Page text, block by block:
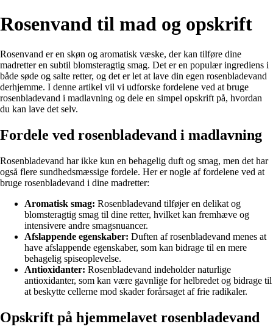
Rosenvand til mad og opskrift
Rosenvand er en skøn og aromatisk væske, der kan tilføre dine
madretter en subtil blomsteragtig smag. Det er en populær ingrediens i
både søde og salte retter, og det er let at lave din egen rosenbladevand
derhjemme. I denne artikel vil vi udforske fordelene ved at bruge
rosenbladevand i madlavning og dele en simpel opskrift på, hvordan
du kan lave det selv.
Fordele ved rosenbladevand i madlavning
Rosenbladevand har ikke kun en behagelig duft og smag, men det har
også flere sundhedsmæssige fordele. Her er nogle af fordelene ved at
bruge rosenbladevand i dine madretter:
Aromatisk smag: Rosenbladevand tilføjer en delikat og
blomsteragtig smag til dine retter, hvilket kan fremhæve og
intensivere andre smagsnuancer.
Afslappende egenskaber: Duften af rosenbladevand menes at
have afslappende egenskaber, som kan bidrage til en mere
behagelig spiseoplevelse.
Antioxidanter: Rosenbladevand indeholder naturlige
antioxidanter, som kan være gavnlige for helbredet og bidrage til
at beskytte cellerne mod skader forårsaget af frie radikaler.
Opskrift på hjemmelavet rosenbladevand